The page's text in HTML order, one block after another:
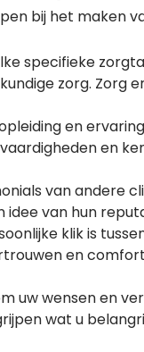
bij het maken
specifieke
zorg. Zorg
en
en
van andere
van hun
klik is
en
uw wensen en
wat u